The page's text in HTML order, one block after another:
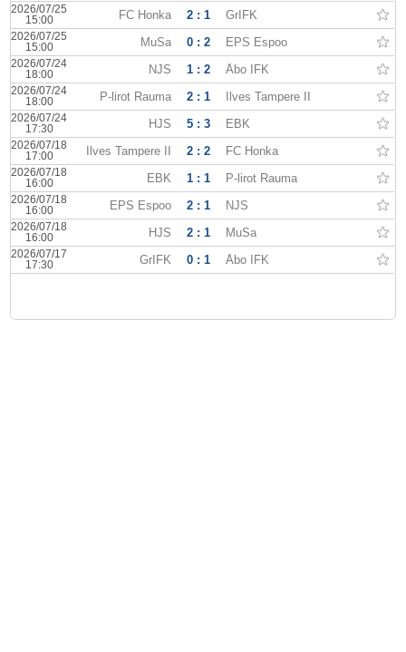
2026/07/25
15:00
FC Honka 2 : 1 GrIFK
2026/07/25
15:00
MuSa 0 : 2 EPS Espoo
2026/07/24
18:00
NJS 1 : 2 Åbo IFK
2026/07/24
18:00
P-lirot Rauma 2 : 1 Ilves Tampere II
2026/07/24
17:30
HJS 5 : 3 EBK
2026/07/18
17:00
Ilves Tampere II 2 : 2 FC Honka
2026/07/18
16:00
EBK 1 : 1 P-lirot Rauma
2026/07/18
16:00
EPS Espoo 2 : 1 NJS
2026/07/18
16:00
HJS 2 : 1 MuSa
2026/07/17
17:30
GrIFK 0 : 1 Åbo IFK